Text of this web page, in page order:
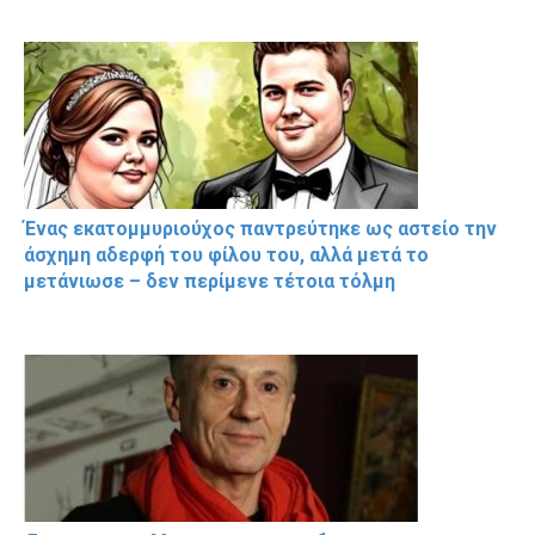
Ένας εκατομμυριούχος παντρεύτηκε ως αστείο την
άσχημη αδερφή του φίλου του, αλλά μετά το
μετάνιωσε – δεν περίμενε τέτοια τόλμη